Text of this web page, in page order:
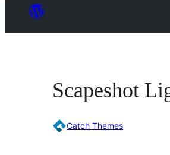
Scapeshot
Catch Themes